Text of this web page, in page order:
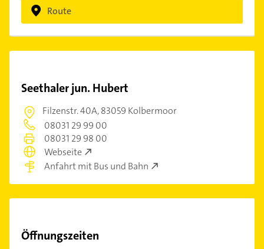
Route
Seethaler jun. Hubert
Filzenstr. 40A,83059 Kolbermoor
08031 29 99 00
08031 29 98 00
Webseite
Anfahrt mit Bus und Bahn
Öffnungszeiten